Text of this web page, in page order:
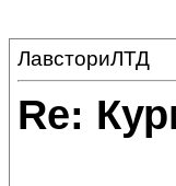
ЛавсториЛТД
Re: